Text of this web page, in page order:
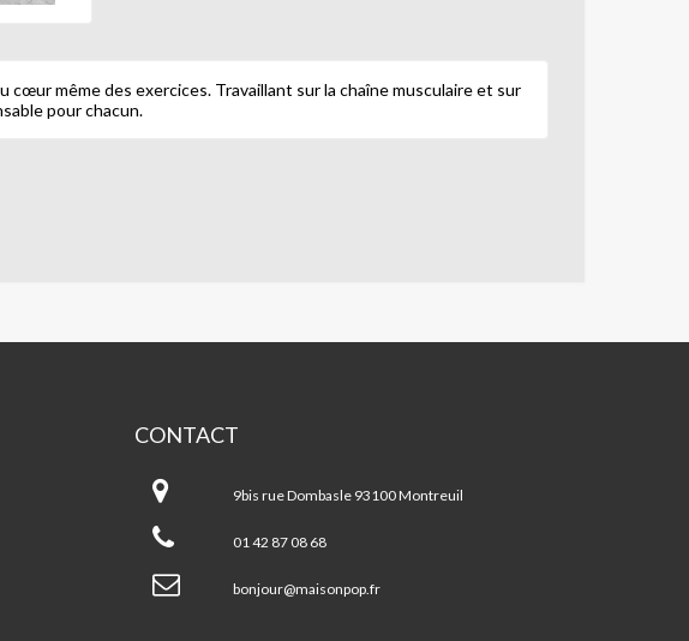
même des exercices. Travaillant sur la chaîne musculaire et sur
pour chacun.
CONTACT
Populaire
9bis rue Dombasle 93100 Montreuil
01 42 87 08 68
bonjour@maisonpop.fr